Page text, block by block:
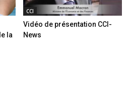
la
CCI
Vidéo de présentation CCI-
News